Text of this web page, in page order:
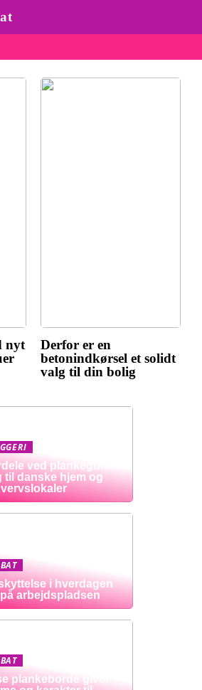
nyt
Derfor er en
betonindkørsel et solidt
valg til din bolig
ved plankegulve
til danske hjem og
i hverdagen
arbejdspladsen
plankeborde giver